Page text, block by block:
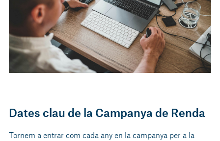
Dates clau de la Campanya de Renda
Tornem a entrar com cada any en la campanya per a la